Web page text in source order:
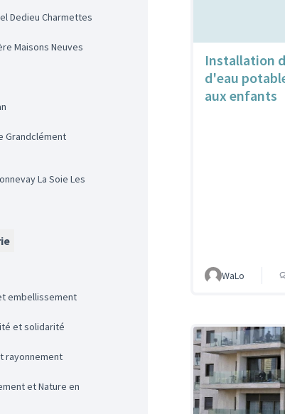
Dedieu Charmettes
Maisons Neuves
embellissement
et solidarité
rayonnement
Installation
d'eau
aux enfants
WaLo